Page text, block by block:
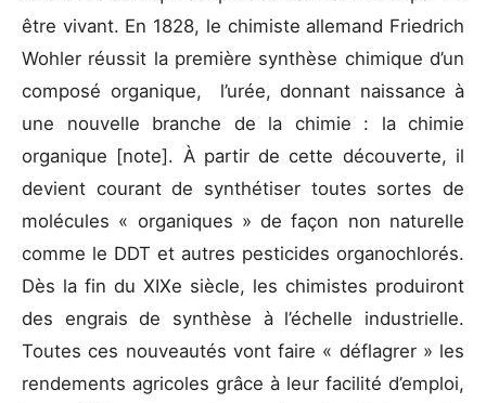
être vivant. En 1828, le chimiste allemand Friedrich
Wohler réussit la première synthèse chimique d’un
composé organique, l’urée, donnant naissance à
une nouvelle branche de la chimie : la chimie
organique [note]. À partir de cette découverte, il
devient courant de synthétiser toutes sortes de
molécules « organiques » de façon non naturelle
comme le DDT et autres pesticides organochlorés.
Dès la fin du XIXe siècle, les chimistes produiront
des engrais de synthèse à l’échelle industrielle.
Toutes ces nouveautés vont faire « déflagrer » les
rendements agricoles grâce à leur facilité d’emploi,